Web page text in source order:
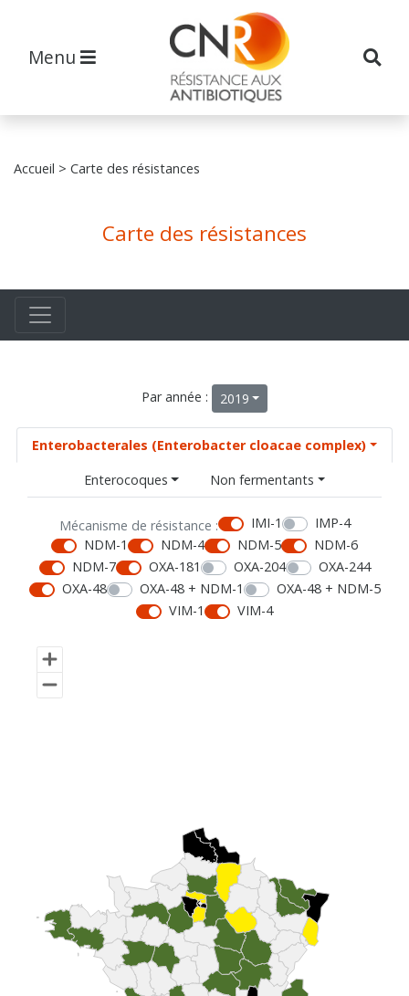
Menu
Accueil > Carte des résistances
Carte des résistances
Par année : 2019
Enterobacterales (Enterobacter cloacae complex)
Enterocoques
Non fermentants
Mécanisme de résistance : IMI-1
IMP-4
NDM-1
NDM-4 NDM-5
NDM-6
NDM-7
OXA-181 OXA-204
OXA-244
OXA-48
OXA-48 + NDM-1
OXA-48 + NDM-5
VIM-1
VIM-4